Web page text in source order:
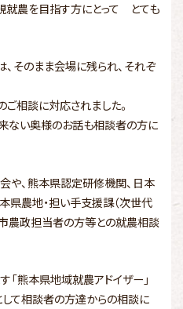
就農を目指す方にとって とても
そのまま会場に残られ、それぞ
相談に対応されました。
ない奥様のお話も相談者の方に
や、熊本県認定研修機関、日本
県農地・担い手支援課（次世代
農政担当者の方等との就農相談
「熊本県地域就農アドイザー」
て相談者の方達からの相談に